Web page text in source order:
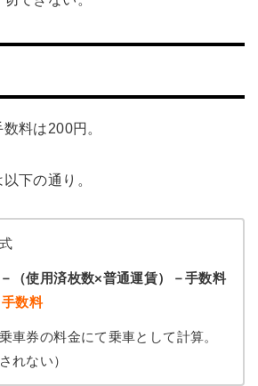
料は200円。
下の通り。
（使用済枚数×普通運賃）－手数料
数料
車券の料金にて乗車として計算。
れない）